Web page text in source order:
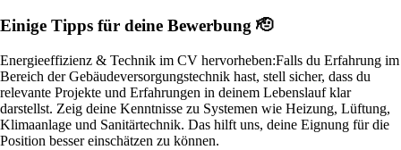
Einige Tipps für deine Bewerbung 🫡
Energieeffizienz & Technik im CV hervorheben:Falls du Erfahrung im
Bereich der Gebäudeversorgungstechnik hast, stell sicher, dass du
relevante Projekte und Erfahrungen in deinem Lebenslauf klar
darstellst. Zeig deine Kenntnisse zu Systemen wie Heizung, Lüftung,
Klimaanlage und Sanitärtechnik. Das hilft uns, deine Eignung für die
Position besser einschätzen zu können.